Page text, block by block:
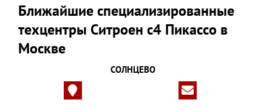
Ближайшие специализированные
техцентры Ситроен с4 Пикассо в
Москве
СОЛНЦЕВО